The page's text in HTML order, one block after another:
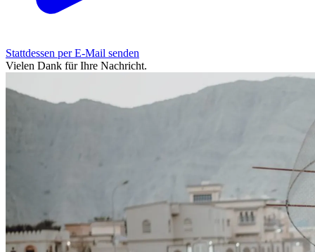
Stattdessen per E-Mail senden
Vielen Dank für Ihre Nachricht.